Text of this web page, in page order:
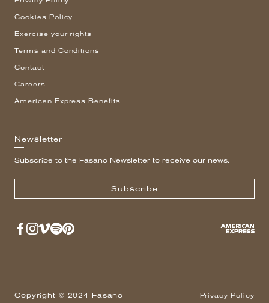
Cookies Policy
Exercise your rights
Terms and Conditions
Contact
Careers
American Express Benefits
Newsletter
Subscribe to the Fasano Newsletter to receive our news.
Subscribe
Copyright © 2024 Fasano Privacy Policy